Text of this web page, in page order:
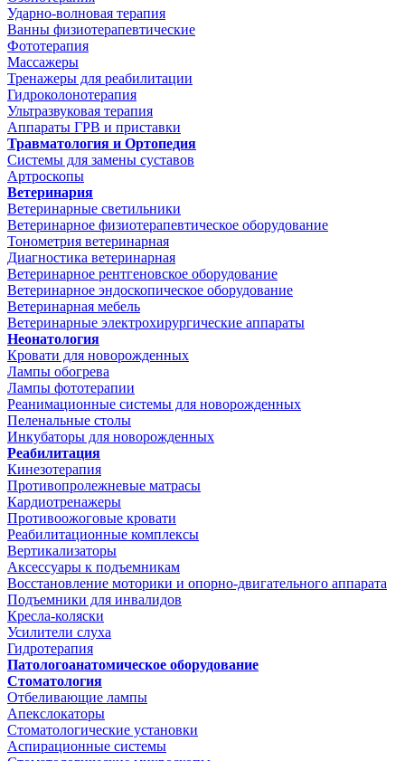
Ударно-волновая терапия
Ванны физиотерапевтические
Фототерапия
Массажеры
Тренажеры для реабилитации
Гидроколонотерапия
Ультразвуковая терапия
Аппараты ГРВ и приставки
Травматология и Ортопедия
Системы для замены суставов
Артроскопы
Ветеринария
Ветеринарные светильники
Ветеринарное физиотерапевтическое оборудование
Тонометрия ветеринарная
Диагностика ветеринарная
Ветеринарное рентгеновское оборудование
Ветеринарное эндоскопическое оборудование
Ветеринарная мебель
Ветеринарные электрохирургические аппараты
Неонатология
Кровати для новорожденных
Лампы обогрева
Лампы фототерапии
Реанимационные системы для новорожденных
Пеленальные столы
Инкубаторы для новорожденных
Реабилитация
Кинезотерапия
Противопролежневые матрасы
Кардиотренажеры
Противоожоговые кровати
Реабилитационные комплексы
Вертикализаторы
Аксессуары к подъемникам
Восстановление моторики и опорно-двигательного аппарата
Подъемники для инвалидов
Кресла-коляски
Усилители слуха
Гидротерапия
Патологоанатомическое оборудование
Стоматология
Отбеливающие лампы
Апекслокаторы
Стоматологические установки
Аспирационные системы